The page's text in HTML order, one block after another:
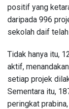
positif yang
daripada 996
sekolah daif
Tidak hanya itu,
aktif,
setiap projek
Sementara itu,
peringkat